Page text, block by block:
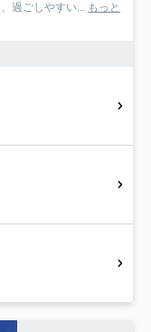
過ごしやすい... もっと